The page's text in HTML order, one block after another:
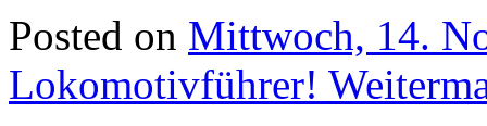
Posted on Mittwoch, 14.
Lokomotivführer!